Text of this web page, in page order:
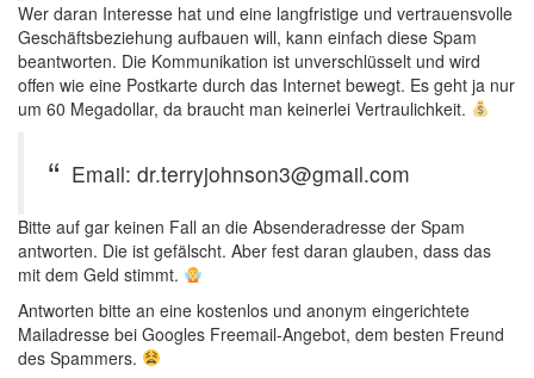
Wer daran Interesse hat und eine langfristige und vertrauensvolle
Geschäftsbeziehung aufbauen will, kann einfach diese Spam
beantworten. Die Kommunikation ist unverschlüsselt und wird
offen wie eine Postkarte durch das Internet bewegt. Es geht ja nur
um 60 Megadollar, da braucht man keinerlei Vertraulichkeit.
Email: dr.terryjohnson3@gmail.com
Bitte auf gar keinen Fall an die Absenderadresse der Spam
antworten. Die ist gefälscht. Aber fest daran glauben, dass das
mit dem Geld stimmt.
Antworten bitte an eine kostenlos und anonym eingerichtete
Mailadresse bei Googles Freemail-Angebot, dem besten Freund
des Spammers.